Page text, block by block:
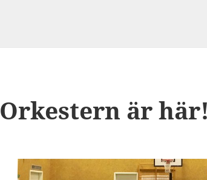
Orkestern är